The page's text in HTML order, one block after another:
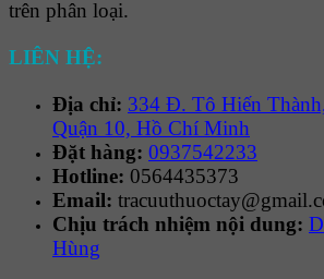
trên phân loại.
LIÊN HỆ:
Địa chỉ: 334 Đ. Tô Hiến
Quận 10, Hồ Chí Minh
Đặt hàng: 0937542233
Hotline: 0564435373
Email:
Chịu trách nhiệm nội dung:
Hùng